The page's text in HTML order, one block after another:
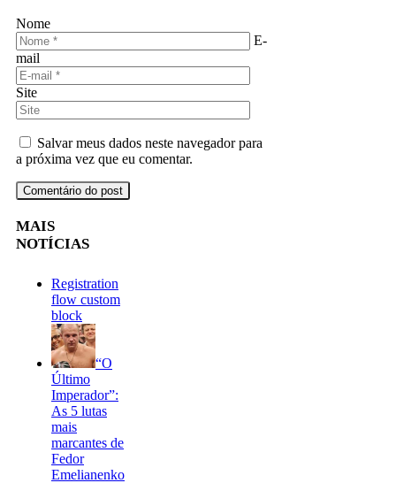
Nome
E-
mail
Site
Salvar meus dados neste navegador para
a próxima vez que eu comentar.
MAIS
NOTÍCIAS
Registration
flow custom
block
“O
Último
Imperador”:
As 5 lutas
mais
marcantes de
Fedor
Emelianenko